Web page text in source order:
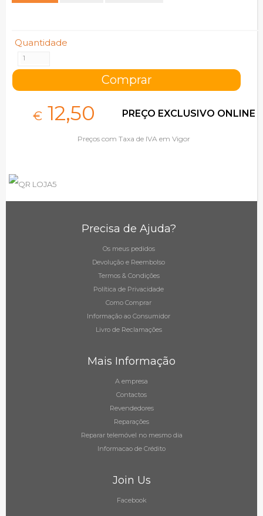
Quantidade
€ 12,50 PREÇO EXCLUSIVO ONLINE
Preços com Taxa de IVA em Vigor
Precisa de Ajuda?
Os meus pedidos
Devolução e Reembolso
Termos & Condições
Política de Privacidade
Como Comprar
Informação ao Consumidor
Livro de Reclamações
Mais Informação
A empresa
Contactos
Revendedores
Reparações
Reparar telemóvel no mesmo dia
Informacao de Crédito
Join Us
Facebook